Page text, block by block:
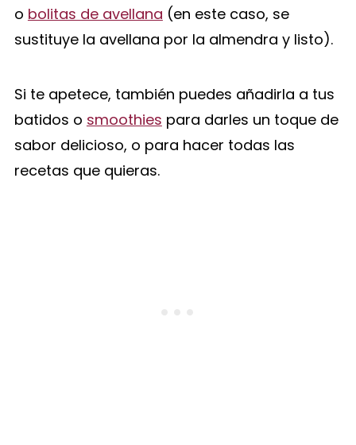
o bolitas de avellana (en este caso, se
sustituye la avellana por la almendra y listo).
Si te apetece, también puedes añadirla a tus
batidos o smoothies para darles un toque de
sabor delicioso, o para hacer todas las
recetas que quieras.